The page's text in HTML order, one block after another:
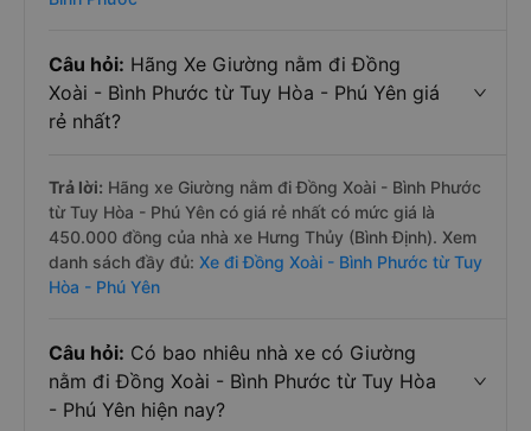
Câu hỏi: Hãng Xe Giường nằm đi Đồng
Xoài - Bình Phước từ Tuy Hòa - Phú Yên giá
rẻ nhất?
Trả lời: Hãng xe Giường nằm đi Đồng Xoài - Bình Phước
từ Tuy Hòa - Phú Yên có giá rẻ nhất có mức giá là
450.000 đồng của nhà xe Hưng Thủy (Bình Định). Xem
danh sách đầy đủ: Xe đi Đồng Xoài - Bình Phước từ Tuy
Hòa - Phú Yên
Câu hỏi: Có bao nhiêu nhà xe có Giường
nằm đi Đồng Xoài - Bình Phước từ Tuy Hòa
- Phú Yên hiện nay?